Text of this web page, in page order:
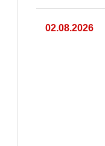
02.08.2026